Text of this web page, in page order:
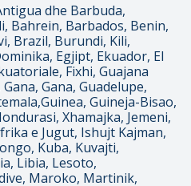
dhe Barbuda,
Bahrein, Barbados, Benin,
Brazil, Burundi, Kili,
Egjipt, Ekuador, El
Fixhi, Guajana
Gana, Guadelupe,
Guineja-Bisao,
Xhamajka, Jemeni,
e Jugut, Ishujt Kajman,
Kuba, Kuvajti,
Libia, Lesoto,
Maroko, Martinik,